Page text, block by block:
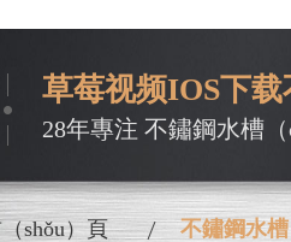
草莓视频IOS下
28年專注 不鏽鋼水槽
shǒu）頁 不鏽鋼水槽